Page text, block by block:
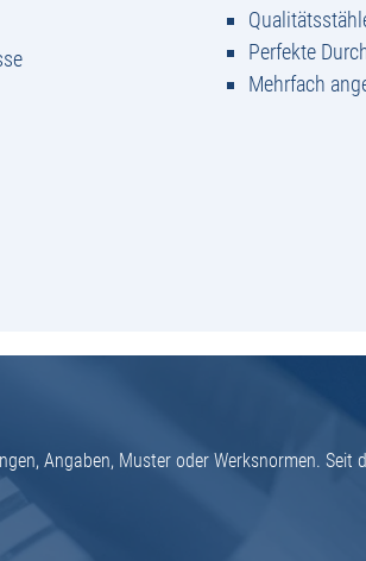
Perfekte
Mehrfach
Angaben, Muster oder Werksnormen.